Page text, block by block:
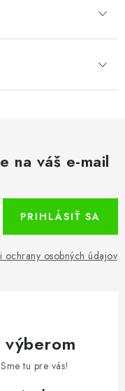
na váš e-mail
ochrany osobných údajov
PRIHLÁSIŤ SA
výberom
tu pre vás!